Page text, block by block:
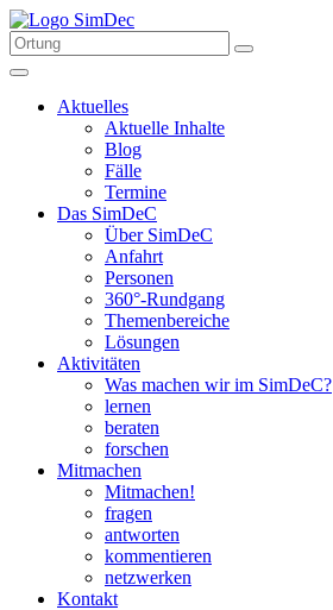
Aktuelles
Aktuelle Inhalte
Blog
Fälle
Termine
Das SimDeC
Über SimDeC
Anfahrt
Personen
360°-Rundgang
Themenbereiche
Lösungen
Aktivitäten
Was machen wir im SimDeC?
lernen
beraten
forschen
Mitmachen
Mitmachen!
fragen
antworten
kommentieren
netzwerken
Kontakt